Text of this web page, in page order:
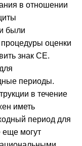
в отношении
были
оценки
знак CE.
периоды.
в течение
иметь
период для
еще могут